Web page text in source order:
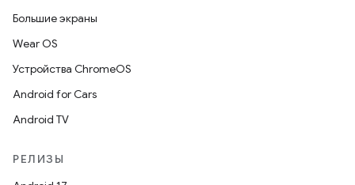
Большие экраны
Wear OS
Устройства ChromeOS
Android for Cars
Android TV
РЕЛИЗЫ